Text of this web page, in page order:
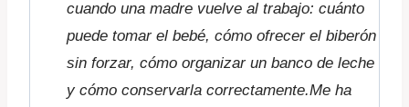
cuando una madre vuelve al trabajo: cuánto
puede tomar el bebé, cómo ofrecer el biberón
sin forzar, cómo organizar un banco de leche
y cómo conservarla correctamente.Me ha